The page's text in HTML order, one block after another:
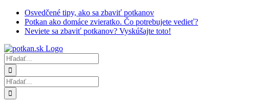
Skip
content
Osvedčené tipy, ako sa zbaviť potkanov
Potkan ako domáce zvieratko. Čo potrebujete vedieť?
Neviete sa zbaviť potkanov? Vyskúšajte toto!
Hľadať:
Hľadať: